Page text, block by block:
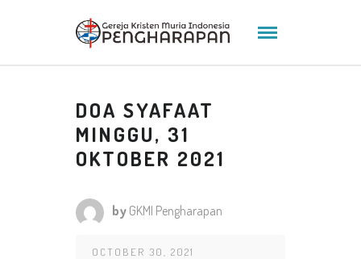
DOA SYAFAAT
MINGGU, 31
OKTOBER 2021
by GKMI Pengharapan
OCTOBER 30, 2021